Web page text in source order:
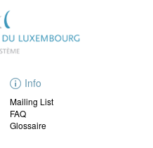
Info
Mailing List
FAQ
Glossaire